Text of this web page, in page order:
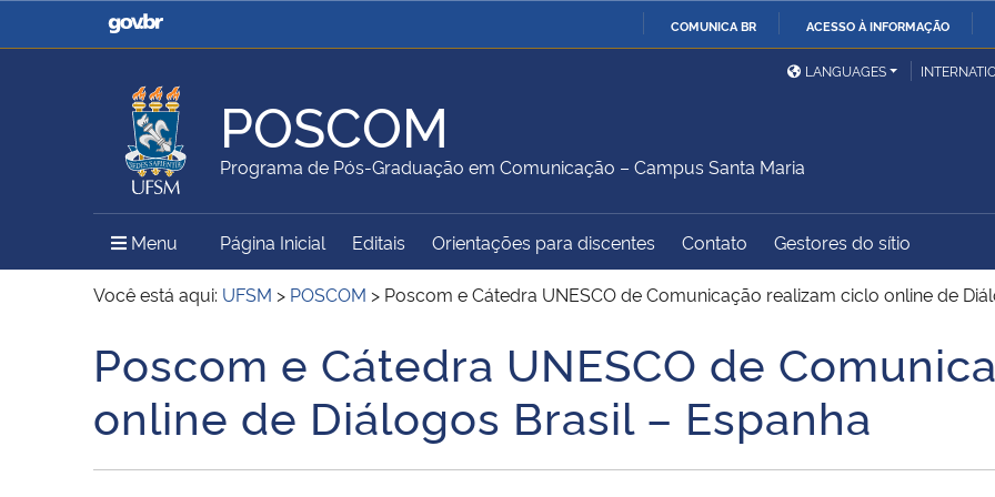
COMUNICA BR ACESSO À INFORMAÇÃO
Casa Civil
Ministério da Justiça e
Ministério da Defesa
Ministério das Relações
Exteriores
Ministério da Agricultura,
Pecuária e Abastecimento
Ministério da Educação
Ministério do Meio Ambiente Ministério do Turismo
Ministério do
Desenvolvimento Regional
Controladoria-Geral da
Secretaria de Governo
Gabinete de Segurança
Institucional
Advocacia-Geral da União Banco Central do Brasil
LANGUAGES
POSCOM
Programa de Pós-Graduação em Comunicação – Campus Santa Maria
Menu Menu Principal do Sítio
Página Inicial Editais Orientações para discentes Contato Gestores do sítio
Você está aqui: UFSM > POSCOM > Poscom e Cátedra UNESCO de Comunicação realizam ciclo online de
Início do conteúdo
Poscom e Cátedra UNESCO de
online de Diálogos Brasil – Espanha